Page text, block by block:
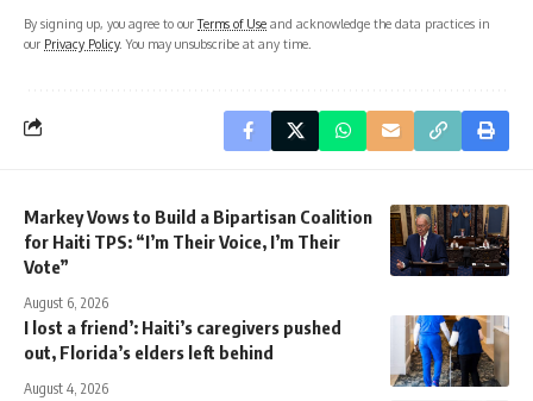
By signing up, you agree to ourTerms of Use and acknowledge the data practices in
our Privacy Policy. You may unsubscribe at any time.
Markey Vows to Build a Bipartisan Coalition
for Haiti TPS: “I’m Their Voice, I’m Their
Vote”
August 6, 2026
I lost a friend’: Haiti’s caregivers pushed
out, Florida’s elders left behind
August 4, 2026